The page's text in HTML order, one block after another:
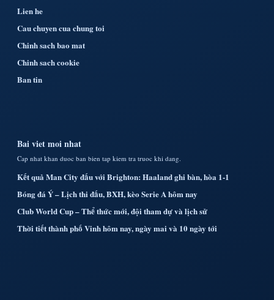
Lien he
Cau chuyen cua chung toi
Chinh sach bao mat
Chinh sach cookie
Ban tin
Bai viet moi nhat
Cap nhat khan duoc ban bien tap kiem tra truoc khi dang.
Kết quả Man City đấu với Brighton: Haaland ghi bàn, hòa 1-1
Bóng đá Ý – Lịch thi đấu, BXH, kèo Serie A hôm nay
Club World Cup – Thể thức mới, đội tham dự và lịch sử
Thời tiết thành phố Vinh hôm nay, ngày mai và 10 ngày tới